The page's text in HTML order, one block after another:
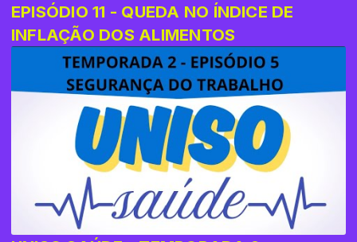
EPISÓDIO 11 - QUEDA NO ÍNDICE DE
INFLAÇÃO DOS ALIMENTOS